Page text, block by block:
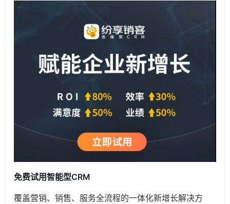
免费试用智能型CRM
覆盖营销、销售、服务全流程的一体化新增长解决方